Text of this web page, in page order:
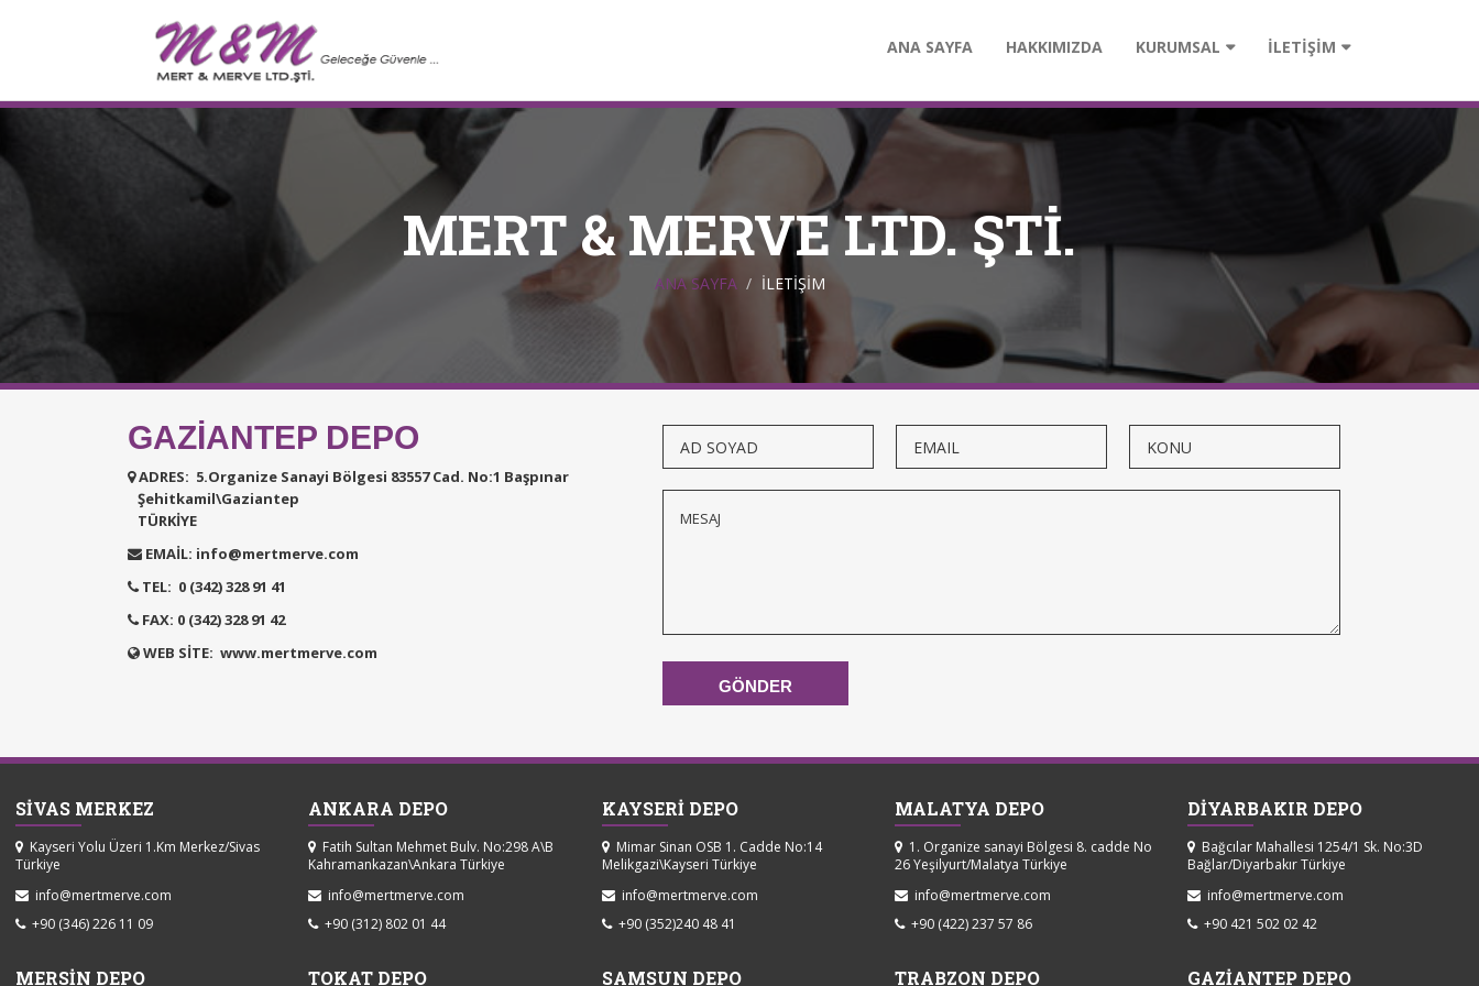
ANA SAYFA HAKKIMIZDA KURUMSAL İLETİŞİM
MERT & MERVE LTD. ŞTİ.
ANA SAYFA İLETİŞİM
GAZİANTEP DEPO
ADRES: 5.Organize Sanayi Bölgesi 83557 Cad. No:1 Başpınar
Şehitkamil\Gaziantep
TÜRKİYE
EMAİL: info@mertmerve.com
TEL: 0 (342) 328 91 41
FAX: 0 (342) 328 91 42
WEB SİTE: www.mertmerve.com
SİVAS MERKEZ
Kayseri Yolu Üzeri 1.Km Merkez/Sivas
Türkiye
info@mertmerve.com
+90 (346) 226 11 09
ANKARA DEPO
Fatih Sultan Mehmet Bulv. No:298 A\B
Kahramankazan\Ankara Türkiye
info@mertmerve.com
+90 (312) 802 01 44
KAYSERİ DEPO
Mimar Sinan OSB 1. Cadde No:14
Melikgazi\Kayseri Türkiye
info@mertmerve.com
+90 (352)240 48 41
MALATYA DEPO
1. Organize sanayi Bölgesi 8. cadde No
26 Yeşilyurt/Malatya Türkiye
info@mertmerve.com
+90 (422) 237 57 86
DİYARBAKIR DEPO
Bağcılar Mahallesi 1254/1 Sk. No:3D
Bağlar/Diyarbakır Türkiye
info@mertmerve.com
+90 421 502 02 42
MERSİN DEPO TOKAT DEPO SAMSUN DEPO TRABZON DEPO GAZİANTEP DEPO